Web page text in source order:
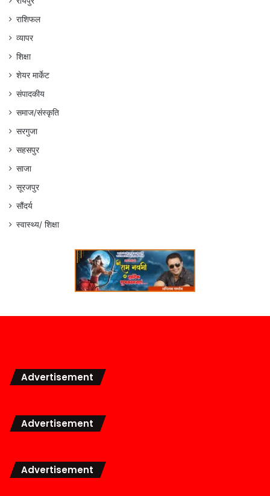
राशिफल
व्यापर
शिक्षा
शेयर मार्केट
संपादकीय
समाज/संस्कृति
सरगुजा
सहसपुर
साजा
सूरजपुर
सौंदर्य
स्वास्थ्य/ शिक्षा
Advertisement
Advertisement
Advertisement